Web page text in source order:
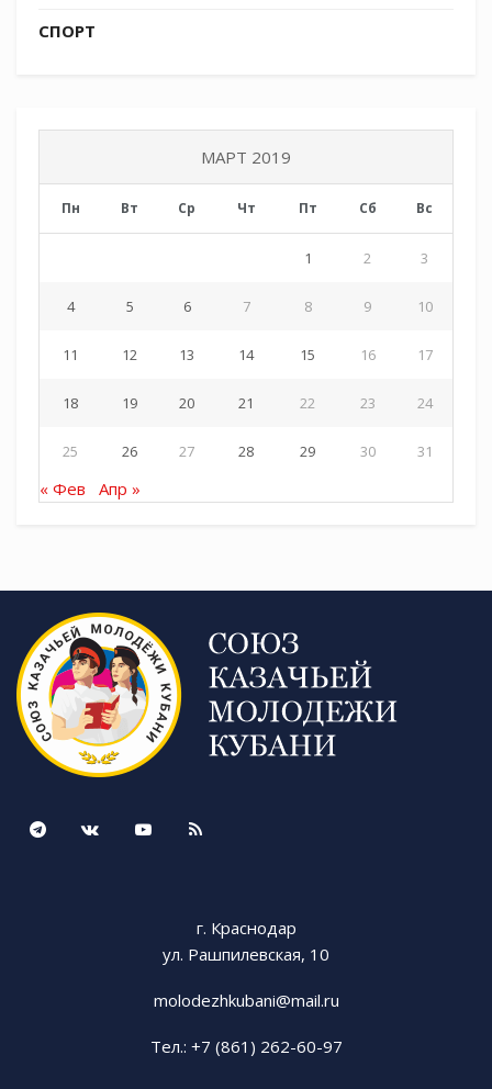
СПОРТ
МАРТ 2019
Пн Вт Ср Чт Пт Сб Вс
1 2 3
4 5 6 7 8 9 10
11 12 13 14 15 16 17
18 19 20 21 22 23 24
25 26 27 28 29 30 31
« Фев Апр »
г. Краснодар
ул. Рашпилевская, 10
molodezhkubani@mail.ru
Тел.: +7 (861) 262-60-97